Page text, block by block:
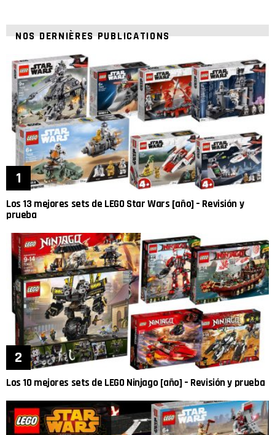
NOS DERNIÈRES PUBLICATIONS
Los 13 mejores sets de LEGO Star Wars [año] – Revisión y
prueba
Los 10 mejores sets de LEGO Ninjago [año] – Revisión y prueba